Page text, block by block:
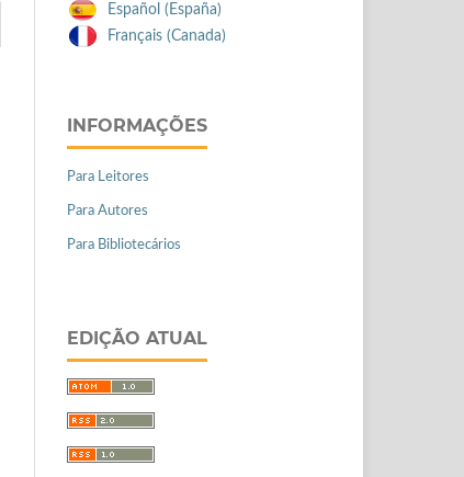
Español (España)
Français (Canada)
INFORMAÇÕES
Para Leitores
Para Autores
Para Bibliotecários
EDIÇÃO ATUAL